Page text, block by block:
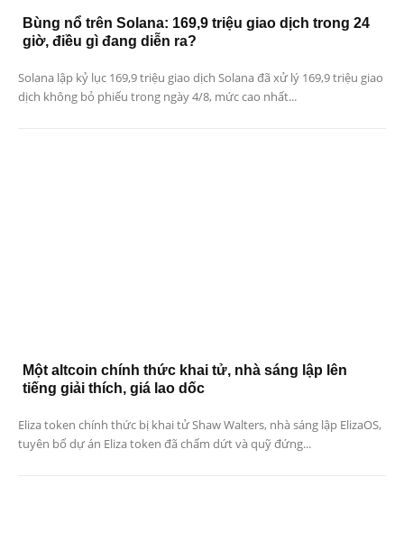
Bùng nổ trên Solana: 169,9 triệu giao dịch trong 24
giờ, điều gì đang diễn ra?
Solana lập kỷ lục 169,9 triệu giao dịch Solana đã xử lý 169,9 triệu giao
dịch không bỏ phiếu trong ngày 4/8, mức cao nhất...
Một altcoin chính thức khai tử, nhà sáng lập lên
tiếng giải thích, giá lao dốc
Eliza token chính thức bị khai tử Shaw Walters, nhà sáng lập ElizaOS,
tuyên bố dự án Eliza token đã chấm dứt và quỹ đứng...